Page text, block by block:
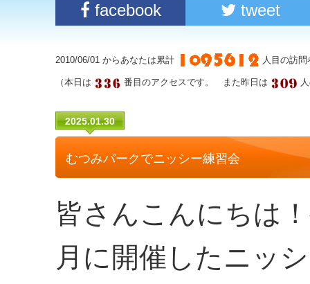
facebook tweet
2010/06/01 からあなたは累計 人目の訪
（本日は 番目のアクセスです。 また昨日は
2025.01.30
むつみパークでニッシー練習会
皆さんこんにちは
月に開催したニッ